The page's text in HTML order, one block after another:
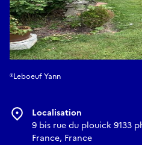
®Leboeuf Yann
Localisation
9 bis rue du plouick 9133
France, France